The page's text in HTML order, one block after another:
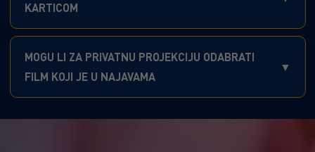
KARTICOM
MOGU LI ZA PRIVATNU PROJEKCIJU ODABRATI
FILM KOJI JE U NAJAVAMA